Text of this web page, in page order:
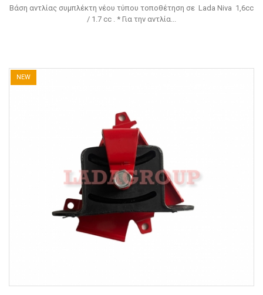
Βάση αντλίας συμπλέκτη νέου τύπου τοποθέτηση σε Lada Niva 1,6cc
/ 1.7 cc . * Για την αντλία...
NEW